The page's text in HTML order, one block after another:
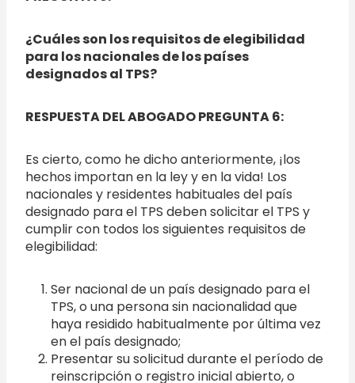
¿Cuáles son los requisitos de elegibilidad
para los nacionales de los países
designados al TPS?
RESPUESTA DEL ABOGADO PREGUNTA 6:
Es cierto, como he dicho anteriormente, ¡los
hechos importan en la ley y en la vida! Los
nacionales y residentes habituales del país
designado para el TPS deben solicitar el TPS y
cumplir con todos los siguientes requisitos de
elegibilidad:
Ser nacional de un país designado para el
TPS, o una persona sin nacionalidad que
haya residido habitualmente por última vez
en el país designado;
Presentar su solicitud durante el período de
reinscripción o registro inicial abierto, o